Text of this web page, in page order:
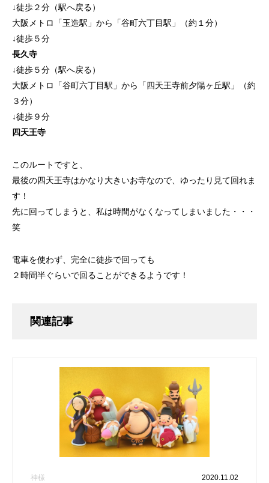
↓徒歩２分（駅へ戻る）
大阪メトロ「玉造駅」から「谷町六丁目駅」（約１分）
↓徒歩５分
長久寺
↓徒歩５分（駅へ戻る）
大阪メトロ「谷町六丁目駅」から「四天王寺前夕陽ヶ丘駅」（約
３分）
↓徒歩９分
四天王寺
このルートですと、
最後の四天王寺はかなり大きいお寺なので、ゆったり見て回れま
す！
先に回ってしまうと、私は時間がなくなってしまいました・・・
笑
電車を使わず、完全に徒歩で回っても
２時間半ぐらいで回ることができるようです！
関連記事
神様 2020.11.02